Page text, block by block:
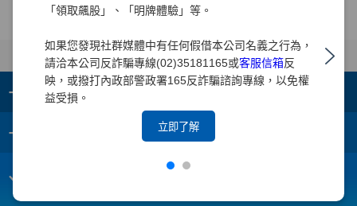
「領取飆股」、「明牌體驗」等。
如果您發現社群媒體中有任何假借本公司名義之行為，
請洽本公司反詐騙專線(02)35181165或客服信箱反
映，或撥打內政部警政署165反詐騙諮詢專線，以免權
益受損。
立即了解
+ 集團成員
+
webmaster@yuanta.com